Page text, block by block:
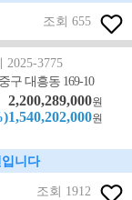
조회 655
2025-3775
구 대흥동 169-10
2,200,289,000원
원
니다
조회 1912